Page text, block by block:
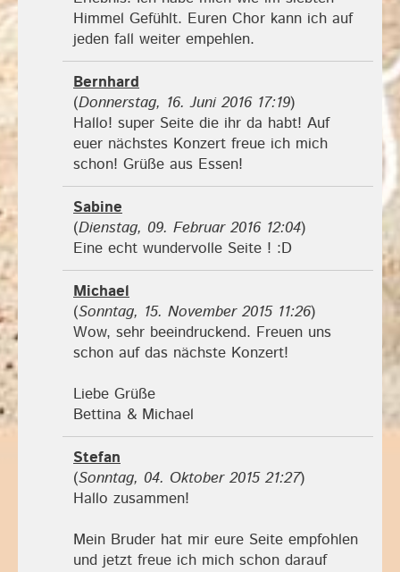
Himmel Gefühlt. Euren Chor kann ich auf
jeden fall weiter empehlen.
Bernhard
(Donnerstag, 16. Juni 2016 17:19)
Hallo! super Seite die ihr da habt! Auf
euer nächstes Konzert freue ich mich
schon! Grüße aus Essen!
Sabine
(Dienstag, 09. Februar 2016 12:04)
Eine echt wundervolle Seite ! :D
Michael
(Sonntag, 15. November 2015 11:26)
Wow, sehr beeindruckend. Freuen uns
schon auf das nächste Konzert!
Liebe Grüße
Bettina & Michael
Stefan
(Sonntag, 04. Oktober 2015 21:27)
Hallo zusammen!
Mein Bruder hat mir eure Seite empfohlen
und jetzt freue ich mich schon darauf